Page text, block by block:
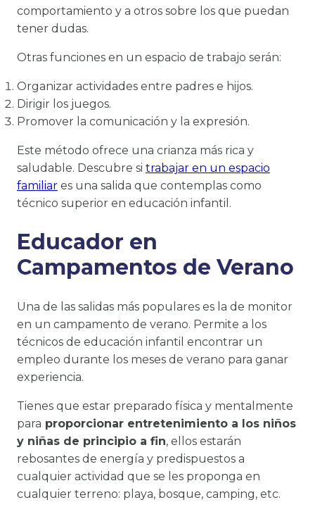
comportamiento y a otros sobre los que puedan
tener dudas.
Otras funciones en un espacio de trabajo serán:
Organizar actividades entre padres e hijos.
Dirigir los juegos.
Promover la comunicación y la expresión.
Este método ofrece una crianza más rica y
saludable. Descubre si trabajar en un espacio
familiar es una salida que contemplas como
técnico superior en educación infantil.
Educador en
Campamentos de Verano
Una de las salidas más populares es la de monitor
en un campamento de verano. Permite a los
técnicos de educación infantil encontrar un
empleo durante los meses de verano para ganar
experiencia.
Tienes que estar preparado física y mentalmente
para proporcionar entretenimiento a los niños
y niñas de principio a fin, ellos estarán
rebosantes de energía y predispuestos a
cualquier actividad que se les proponga en
cualquier terreno: playa, bosque, camping, etc.